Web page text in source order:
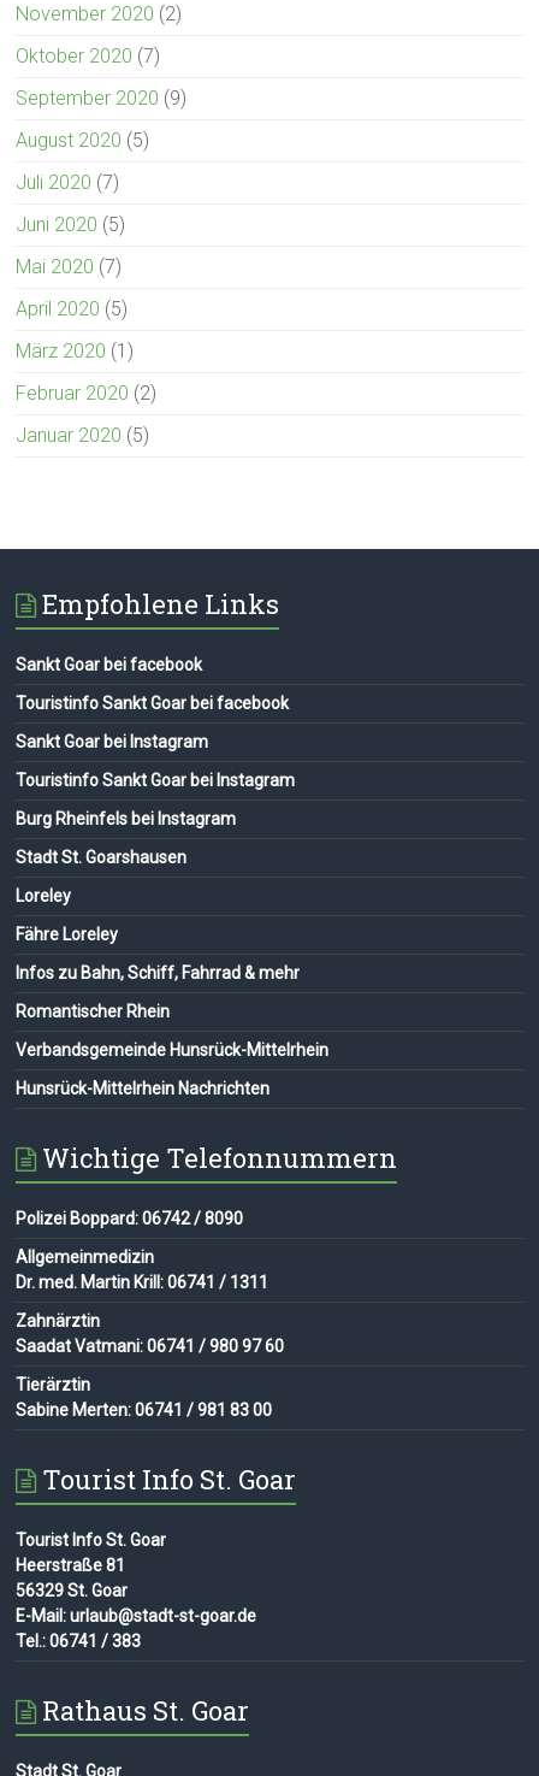
November 2020 (2)
Oktober 2020 (7)
September 2020 (9)
August 2020 (5)
Juli 2020 (7)
Juni 2020 (5)
Mai 2020 (7)
April 2020 (5)
März 2020 (1)
Februar 2020 (2)
Januar 2020 (5)
Empfohlene Links
Sankt Goar bei facebook
Touristinfo Sankt Goar bei facebook
Sankt Goar bei Instagram
Touristinfo Sankt Goar bei Instagram
Burg Rheinfels bei Instagram
Stadt St. Goarshausen
Loreley
Fähre Loreley
Infos zu Bahn, Schiff, Fahrrad & mehr
Romantischer Rhein
Verbandsgemeinde Hunsrück-Mittelrhein
Hunsrück-Mittelrhein Nachrichten
Wichtige Telefonnummern
Polizei Boppard: 06742 / 8090
Allgemeinmedizin
Dr. med. Martin Krill: 06741 / 1311
Zahnärztin
Saadat Vatmani: 06741 / 980 97 60
Tierärztin
Sabine Merten: 06741 / 981 83 00
Tourist Info St. Goar
Tourist Info St. Goar
Heerstraße 81
56329 St. Goar
E-Mail: urlaub@stadt-st-goar.de
Tel.: 06741 / 383
Rathaus St. Goar
Stadt St. Goar